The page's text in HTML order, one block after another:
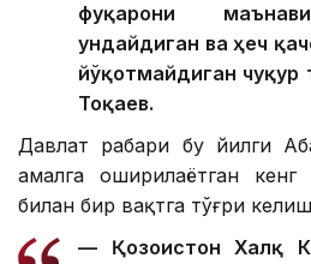
фуқарони
ундайдиган ва ҳеч
йўқотмайдиган
Тоқаев.
Давлат раҳбари бу йилги
амалга оширилаётган кенг
билан бир вақтга тўғри
— Қозоғистон Халқ